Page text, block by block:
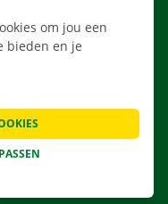
om jou een
bieden en je